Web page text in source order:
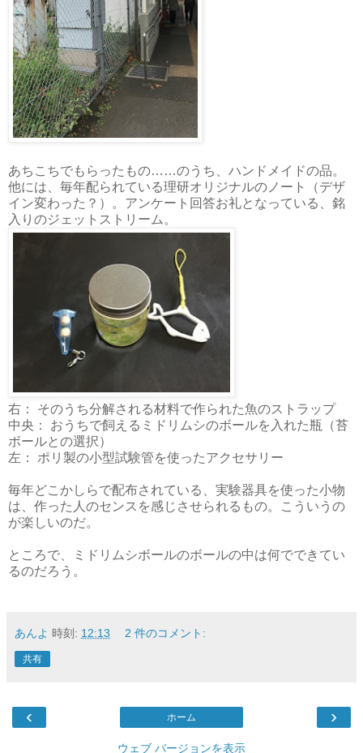
あちこちでもらったもの……のうち、ハンドメイドの品。
他には、毎年配られている理研オリジナルのノート（デザ
イン変わった？）。アンケート回答お礼となっている、銘
入りのジェットストリーム。
右： そのうち分解される材料で作られた魚のストラップ
中央： おうちで飼えるミドリムシのボールを入れた瓶（苔
ボールとの選択）
左： ポリ製の小型試験管を使ったアクセサリー
毎年どこかしらで配布されている、実験器具を使った小物
は、作った人のセンスを感じさせられるもの。こういうの
が楽しいのだ。
ところで、ミドリムシボールのボールの中は何でできてい
るのだろう。
あんよ 時刻: 12:13 2 件のコメント:
共有
‹ ›
ホーム
ウェブ バージョンを表示